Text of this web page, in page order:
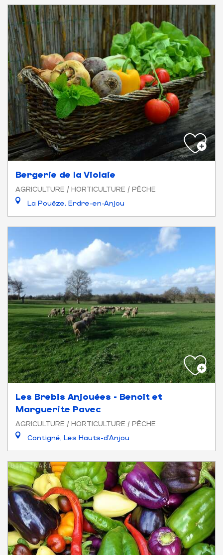
Bergerie de la Violaie
AGRICULTURE / HORTICULTURE / PÊCHE
La Pouëze, Erdre-en-Anjou
Les Brebis Anjouées - Benoît et
Marguerite Pavec
AGRICULTURE / HORTICULTURE / PÊCHE
Contigné, Les Hauts-d'Anjou